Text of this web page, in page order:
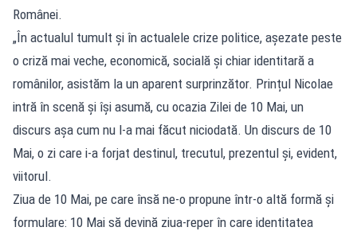
Românei.
„În actualul tumult și în actualele crize politice, așezate peste
o criză mai veche, economică, socială și chiar identitară a
românilor, asistăm la un aparent surprinzător. Prințul Nicolae
intră în scenă și își asumă, cu ocazia Zilei de 10 Mai, un
discurs așa cum nu l-a mai făcut niciodată. Un discurs de 10
Mai, o zi care i-a forjat destinul, trecutul, prezentul și, evident,
viitorul.
Ziua de 10 Mai, pe care însă ne-o propune într-o altă formă și
formulare: 10 Mai să devină ziua-reper în care identitatea